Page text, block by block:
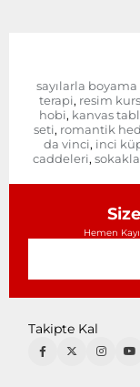
sayılarla
terapi, resim
hobi, kanvas
seti, romantik
da vinci, inci
caddeleri,
Hemen
Takipte Kal